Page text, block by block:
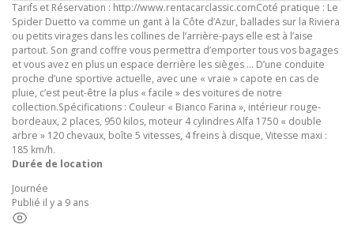
Tarifs et Réservation : http://www.rentacarclassic.comCoté pratique : Le
Spider Duetto va comme un gant à la Côte d’Azur, ballades sur la Riviera
ou petits virages dans les collines de l’arrière-pays elle est à l’aise
partout. Son grand coffre vous permettra d’emporter tous vos bagages
et vous avez en plus un espace derrière les sièges … D’une conduite
proche d’une sportive actuelle, avec une « vraie » capote en cas de
pluie, c’est peut-être la plus « facile » des voitures de notre
collection.Spécifications : Couleur « Bianco Farina », intérieur rouge-
bordeaux, 2 places, 950 kilos, moteur 4 cylindres Alfa 1750 « double
arbre » 120 chevaux, boîte 5 vitesses, 4 freins à disque, Vitesse maxi :
185 km/h.
Durée de location
Journée
Publié il y a 9 ans